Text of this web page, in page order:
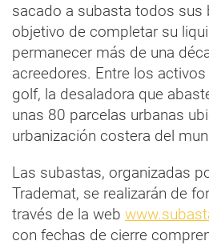
sacado a subasta todos sus
objetivo de completar su
permanecer más de una
acreedores. Entre los
golf, la desaladora que
unas 80 parcelas urbanas
urbanización costera del
Las subastas, organizadas
Trademat, se realizarán de
través de la web
con fechas de cierre